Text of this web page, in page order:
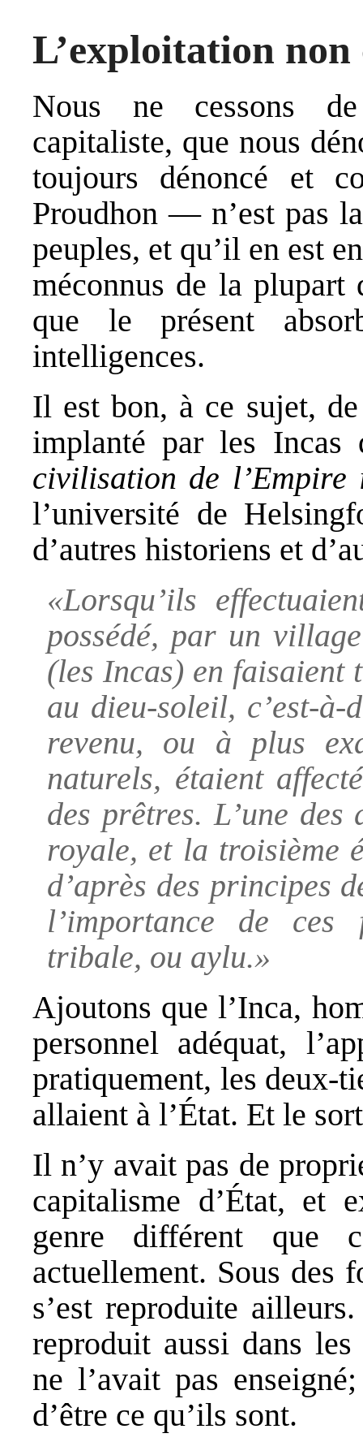
L’exploitation
Nous ne cessons
capitaliste, que nous
toujours dénoncé et
Proudhon — n’est pas
peuples, et qu’il en est
méconnus de la plupart
que le présent
intelligences.
Il est bon, à ce sujet,
implanté par les
civilisation de l’Empire
l’université de
d’autres historiens et
«Lorsqu’ils
possédé, par un
(les Incas) en faisaient
au dieu-soleil, c’est-
revenu, ou à plus
naturels, étaient
des prêtres. L’une
royale, et la troisième
d’après des principes
l’importance de
tribale, ou aylu.»
Ajoutons que l’Inca,
personnel adéquat,
pratiquement, les deux-
allaient à l’État. Et le
Il n’y avait pas de
capitalisme d’État, et
genre différent que
actuellement. Sous des
s’est reproduite
reproduit aussi dans
ne l’avait pas
d’être ce qu’ils sont.